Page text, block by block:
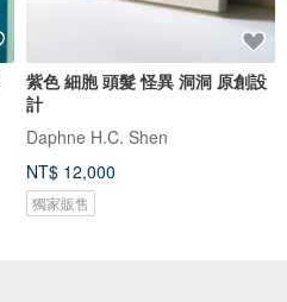
紫色 細胞 頭髮 怪異 洞洞 原創設
計
Daphne H.C. Shen
NT$ 12,000
獨家販售